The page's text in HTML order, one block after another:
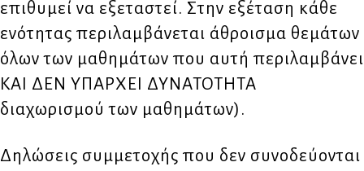
επιθυμεί να εξεταστεί. Στην εξέταση κάθε
ενότητας περιλαμβάνεται άθροισμα θεμάτων
όλων των μαθημάτων που αυτή περιλαμβάνει
ΚΑΙ ΔΕΝ ΥΠΑΡΧΕΙ ΔΥΝΑΤΟΤΗΤΑ
διαχωρισμού των μαθημάτων).
Δηλώσεις συμμετοχής που δεν συνοδεύονται